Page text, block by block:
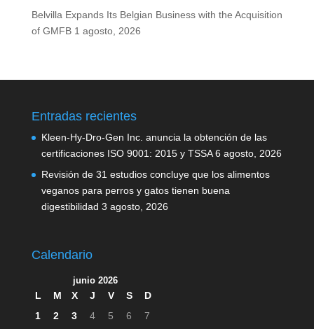
Belvilla Expands Its Belgian Business with the Acquisition
of GMFB 1 agosto, 2026
Entradas recientes
Kleen-Hy-Dro-Gen Inc. anuncia la obtención de las
certificaciones ISO 9001: 2015 y TSSA 6 agosto, 2026
Revisión de 31 estudios concluye que los alimentos
veganos para perros y gatos tienen buena
digestibilidad 3 agosto, 2026
Calendario
junio 2026
L M X J V S
D
1
2 3 4 5 6
7